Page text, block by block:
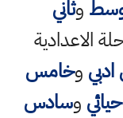
وثاني
الاعدادية
وخامس
وسادس